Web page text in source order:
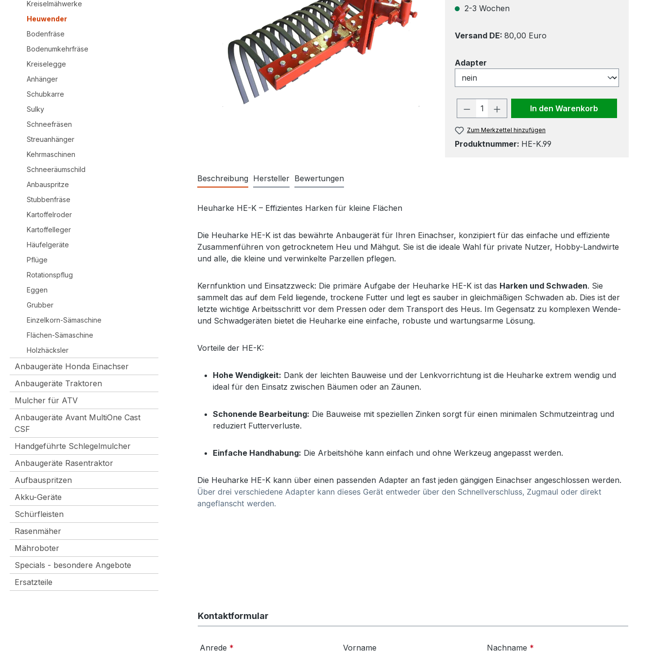
Kreiselmähwerke
Heuwender
Bodenfräse
Bodenumkehrfräse
Kreiselegge
Anhänger
Schubkarre
Sulky
Schneefräsen
Streuanhänger
Kehrmaschinen
Schneeräumschild
Anbauspritze
Stubbenfräse
Kartoffelroder
Kartoffelleger
Häufelgeräte
Pflüge
Rotationspflug
Eggen
Grubber
Einzelkorn-Sämaschine
Flächen-Sämaschine
Holzhäcksler
Anbaugeräte Honda Einachser
Anbaugeräte Traktoren
Mulcher für ATV
Anbaugeräte Avant MultiOne Cast
CSF
Handgeführte Schlegelmulcher
Anbaugeräte Rasentraktor
Aufbauspritzen
Akku-Geräte
Schürfleisten
Rasenmäher
Mähroboter
Specials - besondere Angebote
Ersatzteile
2-3 Wochen
Versand DE: 80,00 Euro
Adapterauswählen
Produkt Anzahl: Gib den
In den Warenkorb
Zum Merkzettel hinzufügen
Produktnummer: HE-K.99
Beschreibung Hersteller Bewertungen
Heuharke HE-K – Effizientes Harken für kleine Flächen
Die Heuharke HE-K ist das bewährte Anbaugerät für Ihren Einachser, konzipiert für das einfache und effiziente
Zusammenführen von getrocknetem Heu und Mähgut. Sie ist die ideale Wahl für private Nutzer, Hobby-Landwirte
und alle, die kleine und verwinkelte Parzellen pflegen.
Kernfunktion und Einsatzzweck: Die primäre Aufgabe der Heuharke HE-K ist das Harken und Schwaden. Sie
sammelt das auf dem Feld liegende, trockene Futter und legt es sauber in gleichmäßigen Schwaden ab. Dies ist der
letzte wichtige Arbeitsschritt vor dem Pressen oder dem Transport des Heus. Im Gegensatz zu komplexen Wende-
und Schwadgeräten bietet die Heuharke eine einfache, robuste und wartungsarme Lösung.
Vorteile der HE-K:
Hohe Wendigkeit: Dank der leichten Bauweise und der Lenkvorrichtung ist die Heuharke extrem wendig und
ideal für den Einsatz zwischen Bäumen oder an Zäunen.
Schonende Bearbeitung: Die Bauweise mit speziellen Zinken sorgt für einen minimalen Schmutzeintrag und
reduziert Futterverluste.
Einfache Handhabung: Die Arbeitshöhe kann einfach und ohne Werkzeug angepasst werden.
Die Heuharke HE-K kann über einen passenden Adapter an fast jeden gängigen Einachser angeschlossen werden.
Über drei verschiedene Adapter kann dieses Gerät entweder über den Schnellverschluss, Zugmaul oder direkt
angeflanscht werden.
Kontaktformular
Anrede * Vorname Nachname *